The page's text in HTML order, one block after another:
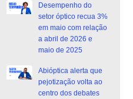
Desempenho do
setor óptico recua 3%
em maio com relação
a abril de 2026 e
maio de 2025
Abióptica alerta que
pejotização volta ao
centro dos debates